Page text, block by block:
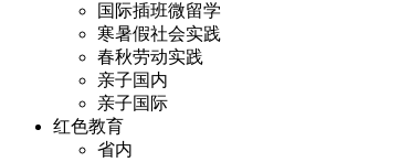
国际插班微留学
寒暑假社会实践
春秋劳动实践
亲子国内
亲子国际
红色教育
省内